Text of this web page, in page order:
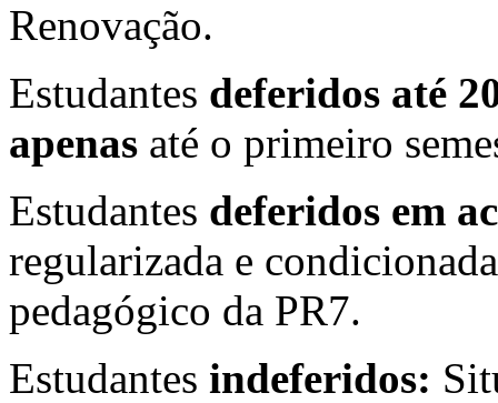
Renovação.
Estudantes deferidos até
apenas até o primeiro
Estudantes deferidos em
regularizada e
pedagógico da PR7.
Estudantes indeferidos: